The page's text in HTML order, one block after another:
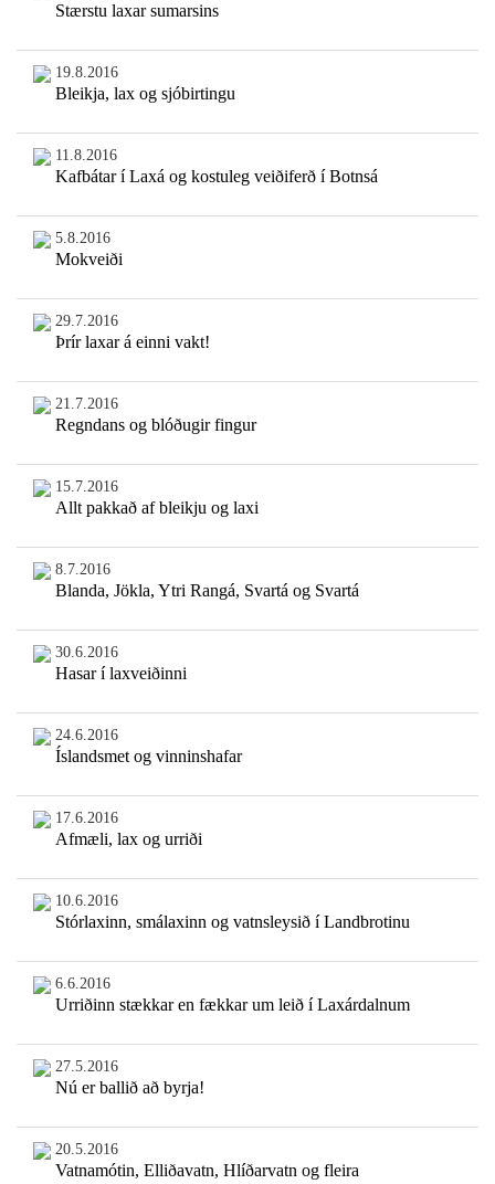
Stærstu laxar sumarsins
19.8.2016
Bleikja, lax og sjóbirtingu
11.8.2016
Kafbátar í Laxá og kostuleg veiðiferð í Botnsá
5.8.2016
Mokveiði
29.7.2016
Þrír laxar á einni vakt!
21.7.2016
Regndans og blóðugir fingur
15.7.2016
Allt pakkað af bleikju og laxi
8.7.2016
Blanda, Jökla, Ytri Rangá, Svartá og Svartá
30.6.2016
Hasar í laxveiðinni
24.6.2016
Íslandsmet og vinninshafar
17.6.2016
Afmæli, lax og urriði
10.6.2016
Stórlaxinn, smálaxinn og vatnsleysið í Landbrotinu
6.6.2016
Urriðinn stækkar en fækkar um leið í Laxárdalnum
27.5.2016
Nú er ballið að byrja!
20.5.2016
Vatnamótin, Elliðavatn, Hlíðarvatn og fleira